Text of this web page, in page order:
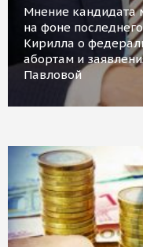
Мнение кандидата
на фоне
Кирилла о
абортам и
Павловой